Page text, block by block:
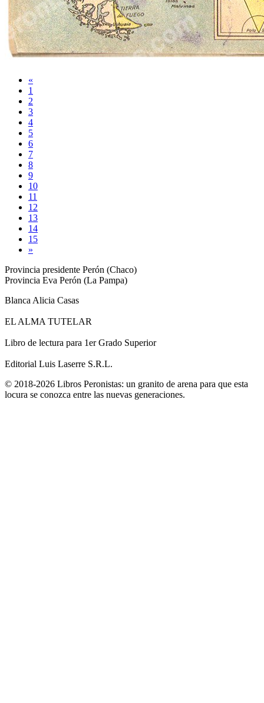
«
1
2
3
4
5
6
7
8
9
10
11
12
13
14
15
»
Provincia presidente Perón (Chaco)
Provincia Eva Perón (La Pampa)
Blanca Alicia Casas
EL ALMA TUTELAR
Libro de lectura para 1er Grado Superior
Editorial Luis Laserre S.R.L.
© 2018-2026 Libros Peronistas: un granito de arena para que esta
locura se conozca entre las nuevas generaciones.